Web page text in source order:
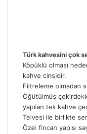
Türk kahvesini çok
Köpüklü olması
kahve cinsidir.
Filtreleme olmadan
Öğütülmüş
yapılan tek kahve
Telvesi ile birlikte
Özel fincan yapısı